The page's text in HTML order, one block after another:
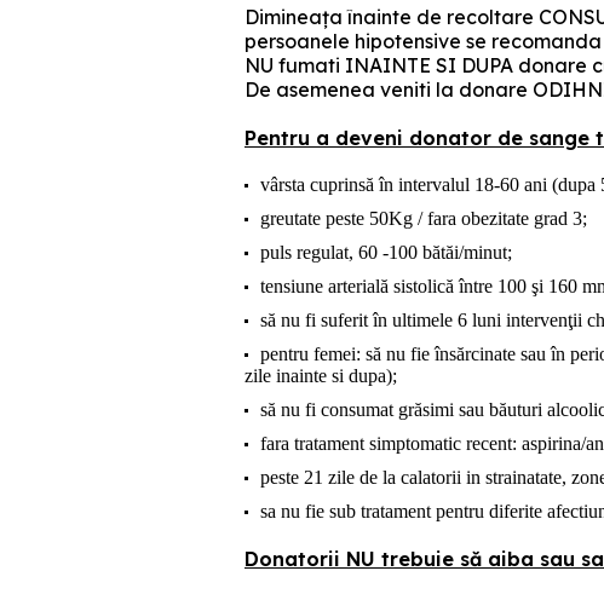
Dimineaţa înainte de recoltare
persoanele hipotensive se
NU fumati INAINTE SI DUPA
De asemenea veniti la donare
Pentru a deveni donator de
vârsta cuprinsă în intervalul 18-60 ani
greutate peste 50Kg / fara obezitate grad 3;
puls regulat, 60 -100 bătăi/minut;
tensiune arterială sistolică între 100 şi 160
să nu fi suferit în ultimele 6 luni intervenţii
pentru femei: să nu fie însărcinate sau în
zile inainte si dupa);
să nu fi consumat grăsimi sau băuturi
fara tratament simptomatic recent:
peste 21 zile de la calatorii in strainatate,
sa nu fie sub tratament pentru diferite
Donatorii NU trebuie să aiba sau